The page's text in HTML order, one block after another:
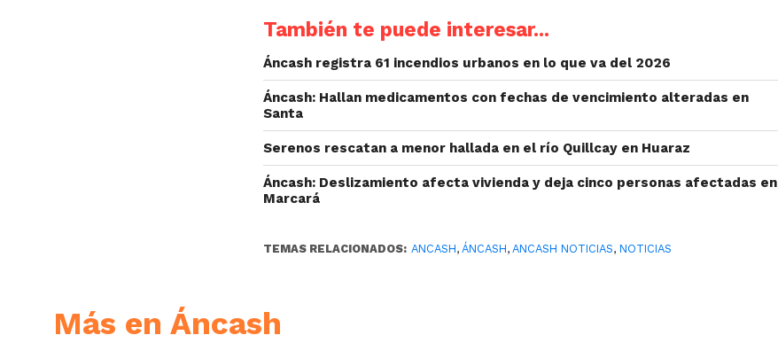
También te puede interesar...
Áncash registra 61 incendios urbanos en lo que va del 2026
Áncash: Hallan medicamentos con fechas de vencimiento alteradas en
Santa
Serenos rescatan a menor hallada en el río Quillcay en Huaraz
Áncash: Deslizamiento afecta vivienda y deja cinco personas afectadas en
Marcará
TEMAS RELACIONADOS: ANCASH,ÁNCASH,ANCASH NOTICIAS,NOTICIAS
Más en Áncash